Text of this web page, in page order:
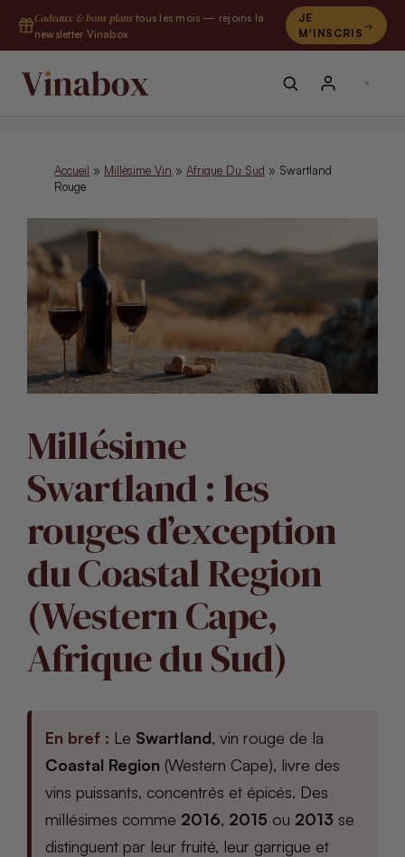
contenu
Cadeaux & bons plans tous les mois — rejoins la
newsletter Vinabox
JE
M'INSCRIS
Accueil » Millésime Vin » Afrique Du Sud » Swartland
Rouge
Millésime
Swartland : les
rouges d’exception
du Coastal Region
(Western Cape,
Afrique du Sud)
En bref : Le Swartland, vin rouge de la
Coastal Region (Western Cape), livre des
vins puissants, concentrés et épicés. Des
millésimes comme 2016, 2015 ou 2013 se
distinguent par leur fruité, leur garrigue et